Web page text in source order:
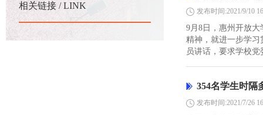
相关链接 / LINK
发布时间:2021/9/10
9月8日，惠州开放
精神，就进一步学
员讲话，要求学校
354名学生时隔
发布时间:2021/7/26